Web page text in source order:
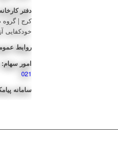
دفتر
کرج | گروه
خودکفایی
روابط
امور سهام:
021
سامانه